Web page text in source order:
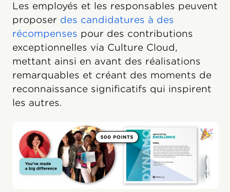
Les employés et les responsables peuvent
proposer des candidatures à des
récompenses pour des contributions
exceptionnelles via Culture Cloud,
mettant ainsi en avant des réalisations
remarquables et créant des moments de
reconnaissance significatifs qui inspirent
les autres.